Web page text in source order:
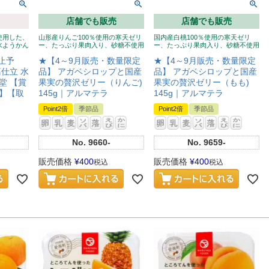
した、
ようかん
予
立 水
【賞
【取
店舗でも販売
山形産りんご100％使用の寒天ゼリ
ー、たっぷり果肉入り、砂糖不使用
★【4～9月販売・数量限定
品】 アガベシロップと国産
果実の贅沢ゼリー（りんご)
145g｜アルマテラ
Point2倍 季節品
No. 9660-
販売価格 ¥400税込
店舗でも販売
国内産白桃100％使用の寒天ゼリ
ー、たっぷり果肉入り、砂糖不使用
★【4～9月販売・数量限定
品】 アガベシロップと国産
果実の贅沢ゼリー（もも)
145g｜アルマテラ
Point2倍 季節品
No. 9659-
販売価格 ¥400税込